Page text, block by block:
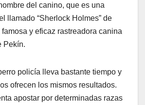
del canino, que es una
llamado “Sherlock Holmes” de
famosa y eficaz rastreadora canina
Pekín.
policía lleva bastante tiempo y
ofrecen los mismos resultados.
apostar por determinadas razas